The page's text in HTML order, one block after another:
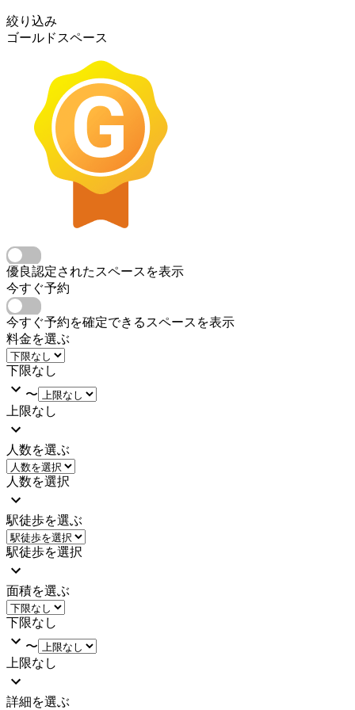
絞り込み
ゴールドスペース
優良認定されたスペースを表示
今すぐ予約
今すぐ予約を確定できるスペースを表示
料金を選ぶ
下限なし
〜
上限なし
人数を選ぶ
人数を選択
駅徒歩を選ぶ
駅徒歩を選択
面積を選ぶ
下限なし
〜
上限なし
詳細を選ぶ